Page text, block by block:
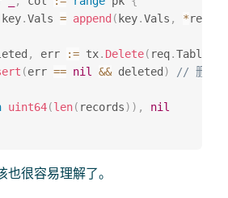
.Vals = append ( key.Vals , *rec
, err := tx. Delete( req.Table
(err == nil && deleted )
// 删除已
uint64(len( records) ) ,
nil
也很容易理解了。